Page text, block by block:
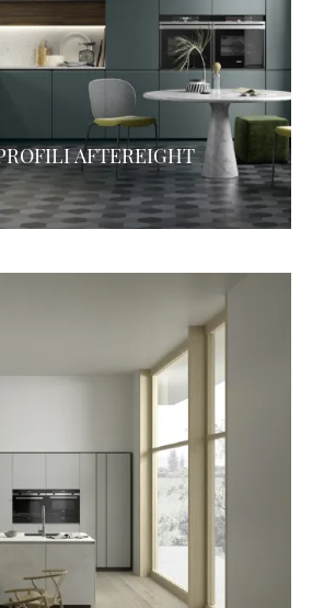
AFTEREIGHT